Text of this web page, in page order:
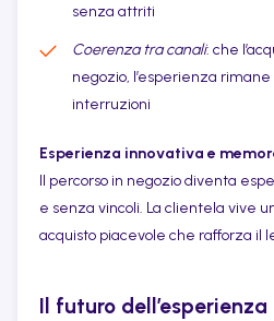
senza attriti
Coerenza tra canali: che
negozio, l’esperienza
interruzioni
Esperienza innovativa e
Il percorso in negozio diventa
e senza vincoli. La clientela vive
acquisto piacevole che rafforza il
Il futuro dell’esperienza